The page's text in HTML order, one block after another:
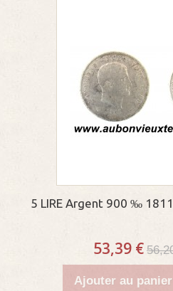
5 LIRE Argent 900 ‰
53,39 €
Ajouter au panier